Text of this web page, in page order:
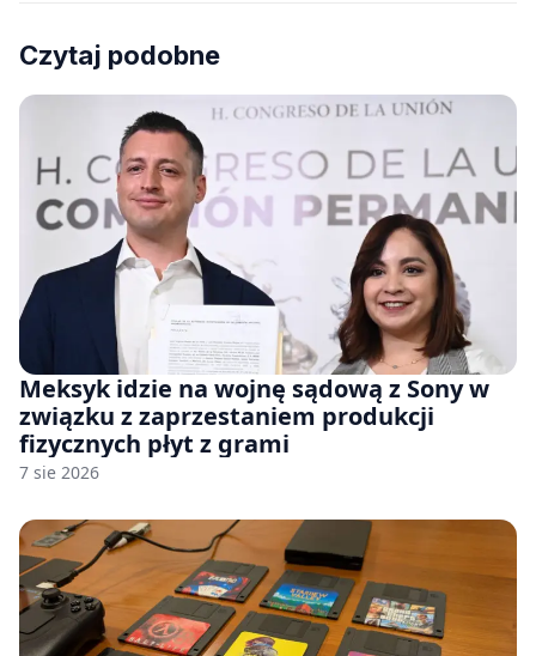
Czytaj podobne
Meksyk idzie na wojnę sądową z Sony w
związku z zaprzestaniem produkcji
fizycznych płyt z grami
7 sie 2026